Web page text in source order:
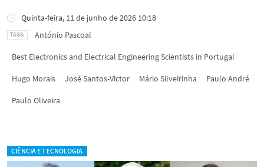
Quinta-feira, 11 de junho de 2026 10:18
António Pascoal
Best Electronics and Electrical Engineering Scientists in Portugal
Hugo Morais José Santos-Victor Mário Silveirinha Paulo André
Paulo Oliveira
CIÊNCIA E TECNOLOGIA